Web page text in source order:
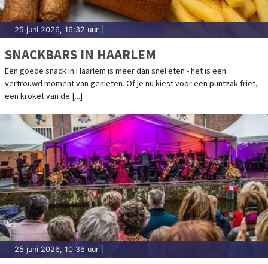
25 juni 2026, 16:32 uur
SNACKBARS IN HAARLEM
Een goede snack in Haarlem is meer dan snel eten - het is een
vertrouwd moment van genieten. Of je nu kiest voor een puntzak friet,
een kroket van de [...]
25 juni 2026, 10:36 uur